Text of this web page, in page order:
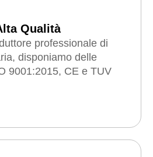
Qualità
professionale di
disponiamo delle
9001:2015, CE e TUV